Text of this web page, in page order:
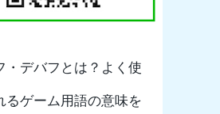
・デバフとは？よく使
るゲーム用語の意味を